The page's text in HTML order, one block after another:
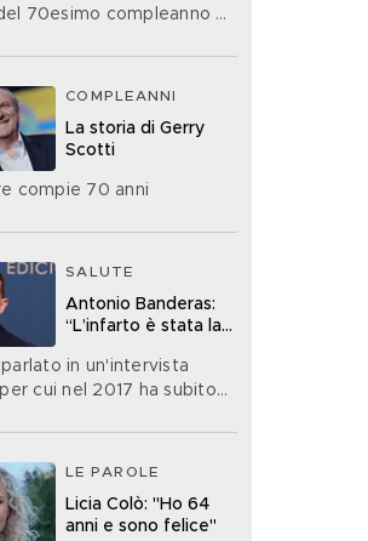
70esimo compleanno di
COMPLEANNI
La storia di Gerry
Scotti
compie 70 anni
SALUTE
Antonio Banderas:
“L’infarto è stata la
sia mai capitata nella
vita”
in un'intervista
cui nel 2017 ha subito
LE PAROLE
Licia Colò: "Ho 64
anni e sono felice"